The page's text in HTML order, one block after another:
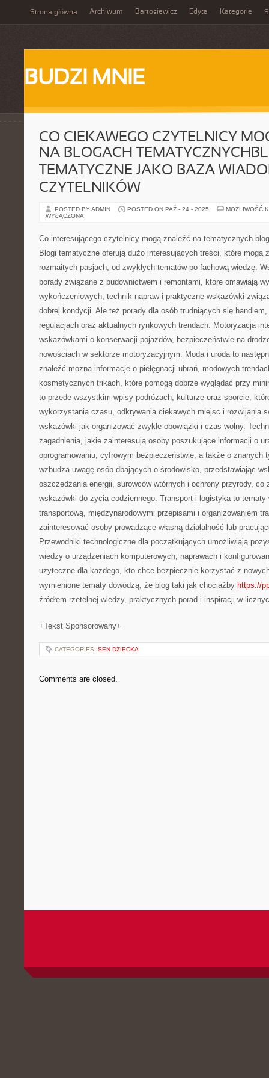
Strona główna Archiwum Bartosiewicz Edyta Kategorie
BUDZI MNIE
CO CIEKAWEGO CZYTELNICY
NA BLOGACH
TEMATYCZNE JAKO BAZA
CZYTELNIKÓW
POSTED BY ADMIN POSTED ON PAŹ - 24 - 2025
MOŻLIWOŚĆ
WYŁĄCZONA
Co interesującego czytelnicy mogą znaleźć na tematycznych
Blogi tematyczne oferują dużo interesujących treści, które mogą
rozmaitych pasjach, od zwykłych tematów po fachową wiedzę.
porady związane z budownictwem i remontami, które omawiają
wykończeniowych, technik napraw i praktyczne wskazówki
dobrej kondycji. Ale też porady dla osób trudniących się
regulacjach oraz aktualnych rynkowych trendach. Motoryzacja
wskazówkami o konserwacji pojazdów, bezpieczeństwie na
nowościach w sektorze motoryzacyjnym. Moda i uroda to
znaleźć można informacje o pielęgnacji ubrań, modowych
kosmetycznych trikach, które pomogą dobrze wyglądać przy
to przede wszystkim wpisy podróżach, kulturze oraz sporcie,
wykorzystania czasu, odkrywania ciekawych miejsc i rozwijania
wskazówki jak organizować zwykłe obowiązki i czas wolny.
zagadnienia, jakie zainteresują osoby poszukujące informacji o
oprogramowaniu, cyfrowym bezpieczeństwie, a także o znanych
wzbudza uwagę osób dbających o środowisko, przedstawiając
oszczędzania energii, surowców wtórnych i ochrony przyrody, co
wskazówki do życia codziennego. Transport i logistyka to
transportową, międzynarodowymi przepisami i organizowaniem
zainteresować osoby prowadzące własną działalność lub
Przewodniki technologiczne dla początkujących umożliwiają
wiedzy o urządzeniach komputerowych, naprawach i
użyteczne dla każdego, kto chce bezpiecznie korzystać z
wymienione tematy dowodzą, że blog taki jak chociażby https://
źródłem rzetelnej wiedzy, praktycznych porad i inspiracji w
+Tekst Sponsorowany+
CATEGORIES: SEN DZIECKA
Comments are closed.